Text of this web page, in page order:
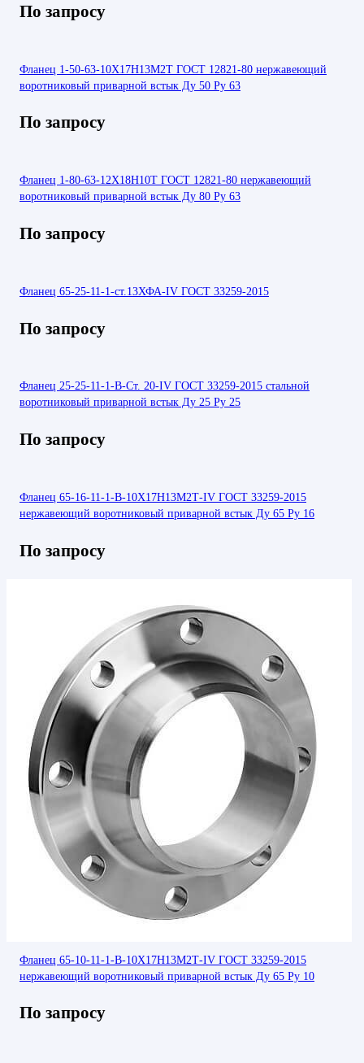
По запросу
Фланец 1-50-63-10Х17Н13М2Т ГОСТ 12821-80 нержавеющий
воротниковый приварной встык Ду 50 Ру 63
По запросу
Фланец 1-80-63-12Х18Н10Т ГОСТ 12821-80 нержавеющий
воротниковый приварной встык Ду 80 Ру 63
По запросу
Фланец 65-25-11-1-ст.13ХФА-IV ГОСТ 33259-2015
По запросу
Фланец 25-25-11-1-В-Ст. 20-IV ГОСТ 33259-2015 стальной
воротниковый приварной встык Ду 25 Ру 25
По запросу
Фланец 65-16-11-1-В-10Х17Н13М2Т-IV ГОСТ 33259-2015
нержавеющий воротниковый приварной встык Ду 65 Ру 16
По запросу
Фланец 65-10-11-1-В-10Х17Н13М2Т-IV ГОСТ 33259-2015
нержавеющий воротниковый приварной встык Ду 65 Ру 10
По запросу